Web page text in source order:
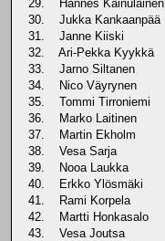
29. Hannes Kainulainen
30. Jukka Kankaanpää
31. Janne Kiiski
32. Ari-Pekka Kyykkä
33. Jarno Siltanen
34. Nico Väyrynen
35. Tommi Tirroniemi
36. Marko Laitinen
37. Martin Ekholm
38. Vesa Sarja
39. Nooa Laukka
40. Erkko Ylösmäki
41. Rami Korpela
42. Martti Honkasalo
43. Vesa Joutsa